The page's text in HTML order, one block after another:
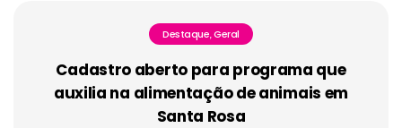
Destaque ,Geral
Cadastro aberto para programa que
auxilia na alimentação de animais em
Santa Rosa